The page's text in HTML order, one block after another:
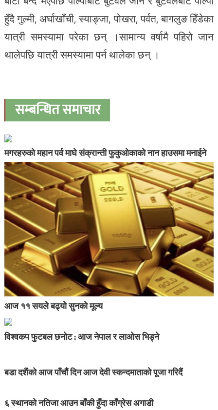
हुँदै गुल्मी, अर्घाखाँची, स्याङ्जा, पोखरा, पर्वत, बागलुङ हिँडेका
यात्री समस्यामा परेका छन् ।सामान्य वर्षामै पहिरो जान
थालेपछि यात्री समस्यामा पर्न थालेका छन् ।
सम्बन्धित समाचार
मगरहरुको महान पर्व माघे संक्रान्ती फुकुओकाको नान हाउसमा मनाईने
आज ११ सयले बढ्यो सुनको मूल्य
विश्वकप फुटबल छनोट : आज नेपाल र लाओस भिड्ने
बडा दशैंको आज पाँचौं दिन आज देवी स्कन्दमाताको पूजा गरिदैं
६ स्थानको नतिजा आउन बाँकी हुँदा काँग्रेस अगाडी